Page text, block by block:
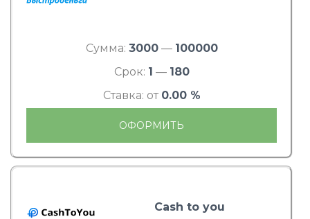
Сумма: 3000— 100000
Срок: 1 — 180
Ставка: от 0.00 %
ОФОРМИТЬ
Cash to you